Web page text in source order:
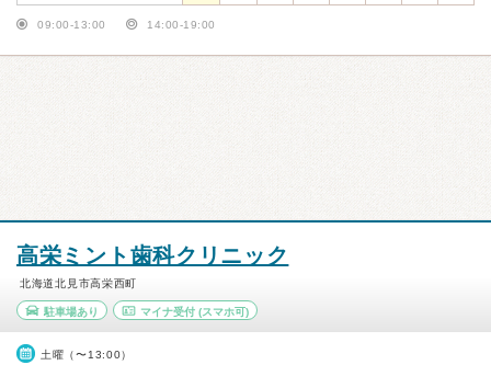
09:00-13:00 14:00-19:00
高栄ミント歯科クリニック
北海道北見市高栄西町
駐車場あり マイナ受付(スマホ可)
土曜（〜13:00）